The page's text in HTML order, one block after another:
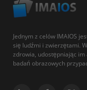
Jednym z celów IMAIOS
się ludźmi i zwierzętami.
zdrowia, udostępniając im
badań obrazowych